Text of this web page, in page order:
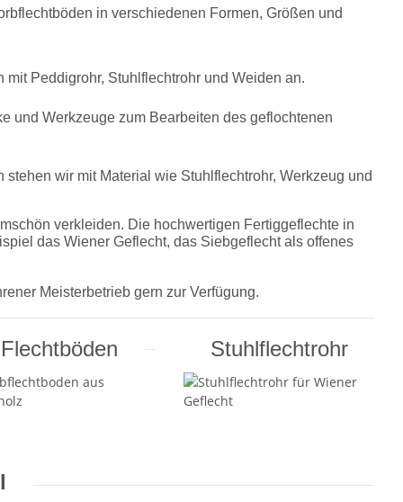
in verschiedenen Formen, Größen und
Peddigrohr, Stuhlflechtrohr und Weiden an.
und Werkzeuge zum Bearbeiten des geflochtenen
wir mit Material wie Stuhlflechtrohr, Werkzeug und
verkleiden. Die hochwertigen Fertiggeflechte in
das Wiener Geflecht, das Siebgeflecht als offenes
Meisterbetrieb gern zur Verfügung.
Flechtböden Stuhlflechtrohr